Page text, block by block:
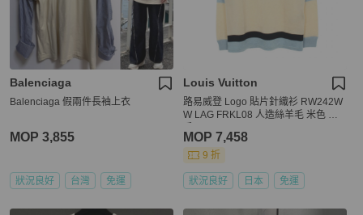
Balenciaga
Balenciaga 假兩件長袖上衣
MOP 3,855
狀況良好 台灣 免運
Louis Vuitton
路易威登 Logo 貼片針織衫 RW242W
W LAG FRKL08 人造絲羊毛 米色 二
MOP 7,458
9 折
狀況良好 日本 免運